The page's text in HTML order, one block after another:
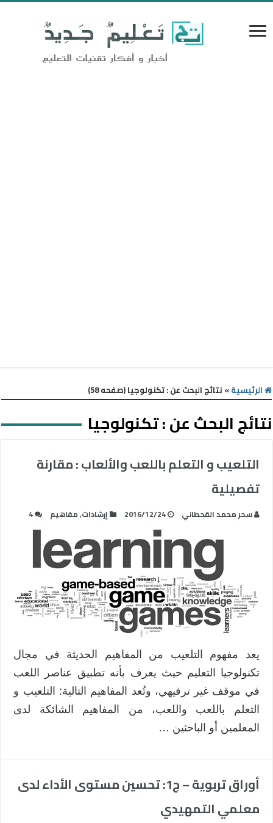
الرئيسية» نتائج البحث عن : تكنولوجيا (صفحه 58)
نتائج البحث عن :تكنولوجيا
التلعيب و التعلم باللعب والألعاب : مقارنة
تفصيلية
سحر محمد القحطاني 2016/12/24 إرشادات,مفاهيم 4
يعد مفهوم التلعيب من المفاهيم الحديثة في مجال
تكنولوجيا التعليم حيث يعرف بأنه تطبيق عناصر اللعب
في موقف غير ترفيهي، وتُعد المفاهيم التالية: التلعيب و
التعلم باللعب واللعب، من المفاهيم الشائكة لدى
المعلمين أو الباحثين …
أوراق تربوية – ج1: تحسين مستوى الأداء لدى
معلمي التمهيدي​